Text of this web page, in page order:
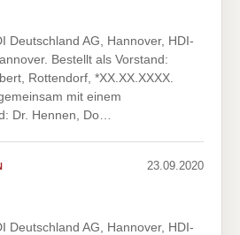
Deutschland AG, Hannover, HDI-
Bestellt als Vorstand:
Rottendorf, *XX.XX.XXXX.
mit einem
Dr. Hennen, Do…
23.09.2020
Deutschland AG, Hannover, HDI-